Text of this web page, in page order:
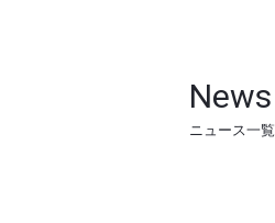
News
ニュース一覧